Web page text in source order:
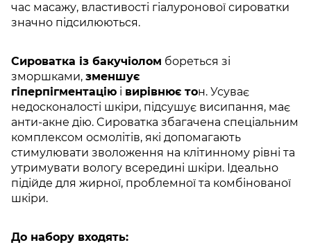
час масажу, властивості гіалуронової сироватки
значно підсилюються.
Сироватка із бакучіолом бореться зі
зморшками, зменшує
гіперпігментацію і вирівнює тон. Усуває
недосконалості шкіри, підсушує висипання, має
анти-акне дію. Cироватка збагачена спеціальним
комплексом осмолітів, які допомагають
стимулювати зволоження на клітинному рівні та
утримувати вологу всередині шкіри. Ідеально
підійде для жирної, проблемної та комбінованої
шкіри.
До набору входять: